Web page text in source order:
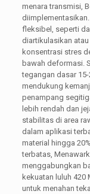
menara transmisi,
fleksibel, seperti
diartikulasikan
konsentrasi stres
bawah deformasi.
tegangan dasar
mendukung
penampang
lebih rendah dan
stabilitas di area
dalam aplikasi
material hingga
terbatas,
menggabungkan
kekuatan luluh
untuk menahan